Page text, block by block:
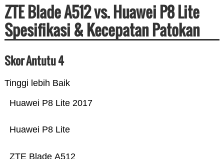
ZTE Blade A512 vs. Huawei P8 Lite
Spesifikasi & Kecepatan Patokan
Skor Antutu 4
Tinggi lebih Baik
ZTE Blade A512
Huawei P8 Lite
Huawei P8 Lite 2017